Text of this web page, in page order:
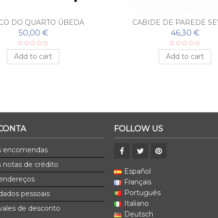
DO QUARTO ÚBEDA
50,00 €
Add to cart
CABIDE DE PAREDE
46,30 €
Add to cart
encomendas
notas de crédito
pessoais
de desconto
FOLLOW US
Español
Français
Português
Italiano
Deutsch